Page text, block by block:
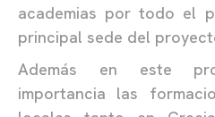
academias por todo el
principal sede del
Además en este
importancia las